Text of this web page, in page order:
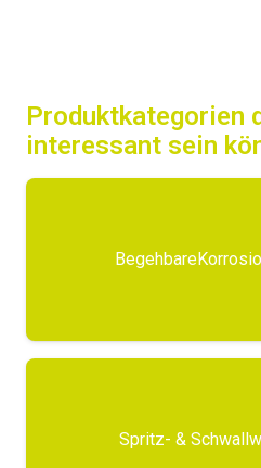
Produktkategorien
interessant sein
Spritz- &